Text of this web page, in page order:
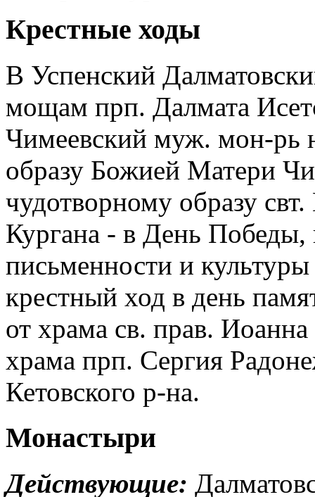
Крестные ходы
В Успенский
мощам прп. Далмата
Чимеевский муж. мон-рь
образу Божией Матери
чудотворному образу
Кургана - в День Победы,
письменности и
крестный ход в день
от храма св. прав.
храма прп. Сергия
Кетовского р-на.
Монастыри
Действующие: